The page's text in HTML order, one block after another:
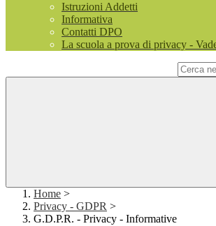
Istruzioni Addetti
Informativa
Contatti DPO
La scuola a prova di privacy -
Home >
Privacy - GDPR >
G.D.P.R. - Privacy - Informative